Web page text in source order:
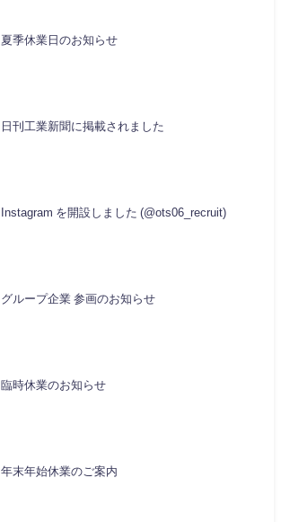
夏季休業日のお知らせ
日刊工業新聞に掲載されました
Instagram を開設しました (@ots06_recruit)
グループ企業 参画のお知らせ
臨時休業のお知らせ
年末年始休業のご案内